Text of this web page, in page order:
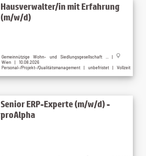
Hausverwalter/in mit Erfahrung
(m/w/d)
Gemeinnützige Wohn- und Siedlungsgesellschaft ... |
Wien | 10.08.2026
Personal-/Projekt-/Qualitätsmanagement | unbefristet | Vollzeit
Senior ERP-Experte (m/w/d) -
proAlpha